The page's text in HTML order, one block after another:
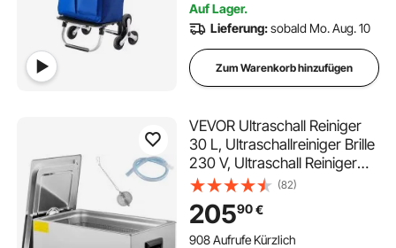
Freien, Wäsche
Auf Lager.
Lieferung:sobald Mo. Aug. 10
Zum Warenkorb hinzufügen
VEVOR Ultraschall Reiniger
30 L, Ultraschallreiniger Brille
230 V, Ultraschall Reiniger
aus Edelstahl,
Ultraschallgerät mit 2
Einstellbarer
Reinigungsleistung 300 W,
(82)
20590€
908 Aufrufe Kürzlich